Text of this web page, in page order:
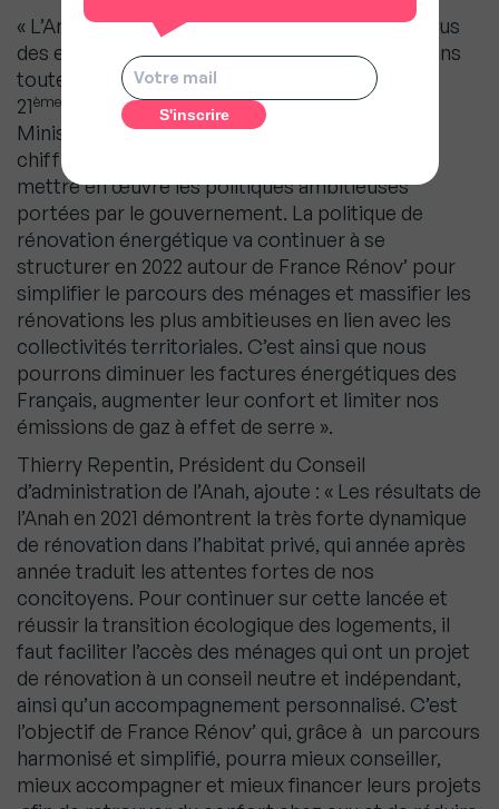
« L’Anah a su montrer qu’elle était au rendez-vous
des enjeux de la rénovation de l’habitat privé dans
toutes ses composantes et des défis du
21ème
siècle, se félicite Emmanuelle Wargon,
Ministre déléguée en charge du Logement. Les
chiffres 2021 témoignent de cette capacité à
mettre en œuvre les politiques ambitieuses
portées par le gouvernement. La politique de
rénovation énergétique va continuer à se
structurer en 2022 autour de France Rénov’ pour
simplifier le parcours des ménages et massifier les
rénovations les plus ambitieuses en lien avec les
collectivités territoriales. C’est ainsi que nous
pourrons diminuer les factures énergétiques des
Français, augmenter leur confort et limiter nos
émissions de gaz à effet de serre ».
Thierry Repentin, Président du Conseil
d’administration de l’Anah, ajoute : « Les résultats de
l’Anah en 2021 démontrent la très forte dynamique
de rénovation dans l’habitat privé, qui année après
année traduit les attentes fortes de nos
concitoyens. Pour continuer sur cette lancée et
réussir la transition écologique des logements, il
faut faciliter l’accès des ménages qui ont un projet
de rénovation à un conseil neutre et indépendant,
ainsi qu’un accompagnement personnalisé. C’est
l’objectif de France Rénov’ qui, grâce à un parcours
harmonisé et simplifié, pourra mieux conseiller,
mieux accompagner et mieux financer leurs projets